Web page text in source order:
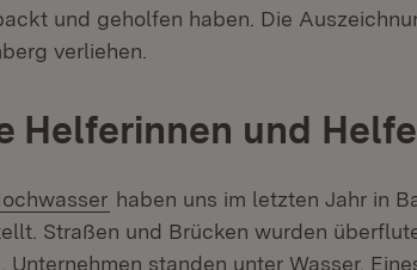
und geholfen haben. Die
verliehen.
Helferinnen und
(Öffnet in neuem Fenster)
haben uns im letzten Jahr in
Straßen und Brücken wurden
Unternehmen standen unter Wasser.